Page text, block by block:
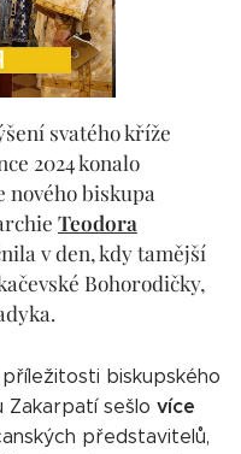
svatého kříže
2024 konalo
nového biskupa
Teodora
v den, kdy tamější
Bohorodičky,
biskupského
Zakarpatí sešlo více
představitelů,